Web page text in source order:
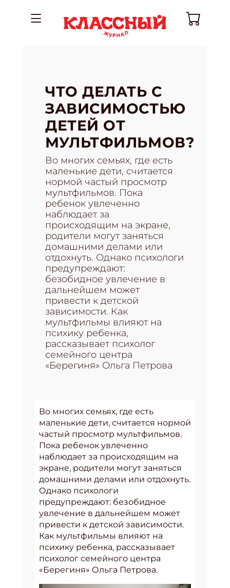
ЧТО ДЕЛАТЬ С
ЗАВИСИМОСТЬЮ
ДЕТЕЙ ОТ
МУЛЬТФИЛЬМОВ?
Во многих семьях, где есть
маленькие дети, считается
нормой частый просмотр
мультфильмов. Пока
ребенок увлеченно
наблюдает за
происходящим на экране,
родители могут заняться
домашними делами или
отдохнуть. Однако психологи
предупреждают:
безобидное увлечение в
дальнейшем может
привести к детской
зависимости. Как
мультфильмы влияют на
психику ребенка,
рассказывает психолог
семейного центра
«Берегиня» Ольга Петрова
Во многих семьях, где есть
маленькие дети, считается нормой
частый просмотр мультфильмов.
Пока ребенок увлеченно
наблюдает за происходящим на
экране, родители могут заняться
домашними делами или отдохнуть.
Однако психологи
предупреждают: безобидное
увлечение в дальнейшем может
привести к детской зависимости.
Как мультфильмы влияют на
психику ребенка, рассказывает
психолог семейного центра
«Берегиня» Ольга Петрова.